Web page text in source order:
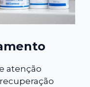
atenção